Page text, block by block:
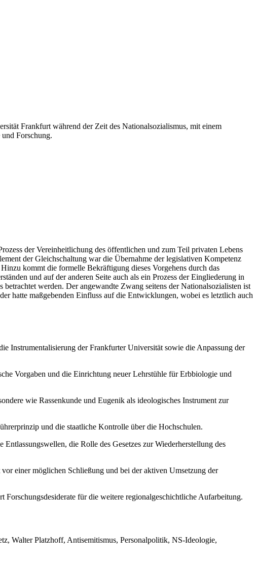
Frankfurt während der Zeit des Nationalsozialismus, mit einem
Forschung.
der Vereinheitlichung des öffentlichen und zum Teil privaten Lebens
der Gleichschaltung war die Übernahme der legislativen Kompetenz
kommt die formelle Bekräftigung dieses Vorgehens durch das
und auf der anderen Seite auch als ein Prozess der Eingliederung in
betrachtet werden. Der angewandte Zwang seitens der Nationalsozialisten ist
hatte maßgebenden Einfluss auf die Entwicklungen, wobei es letztlich auch
Instrumentalisierung der Frankfurter Universität sowie die Anpassung der
Vorgaben und die Einrichtung neuer Lehrstühle für Erbbiologie und
wie Rassenkunde und Eugenik als ideologisches Instrument zur
und die staatliche Kontrolle über die Hochschulen.
die Rolle des Gesetzes zur Wiederherstellung des
einer möglichen Schließung und bei der aktiven Umsetzung der
für die weitere regionalgeschichtliche Aufarbeitung.
Walter Platzhoff, Antisemitismus, Personalpolitik, NS-Ideologie,